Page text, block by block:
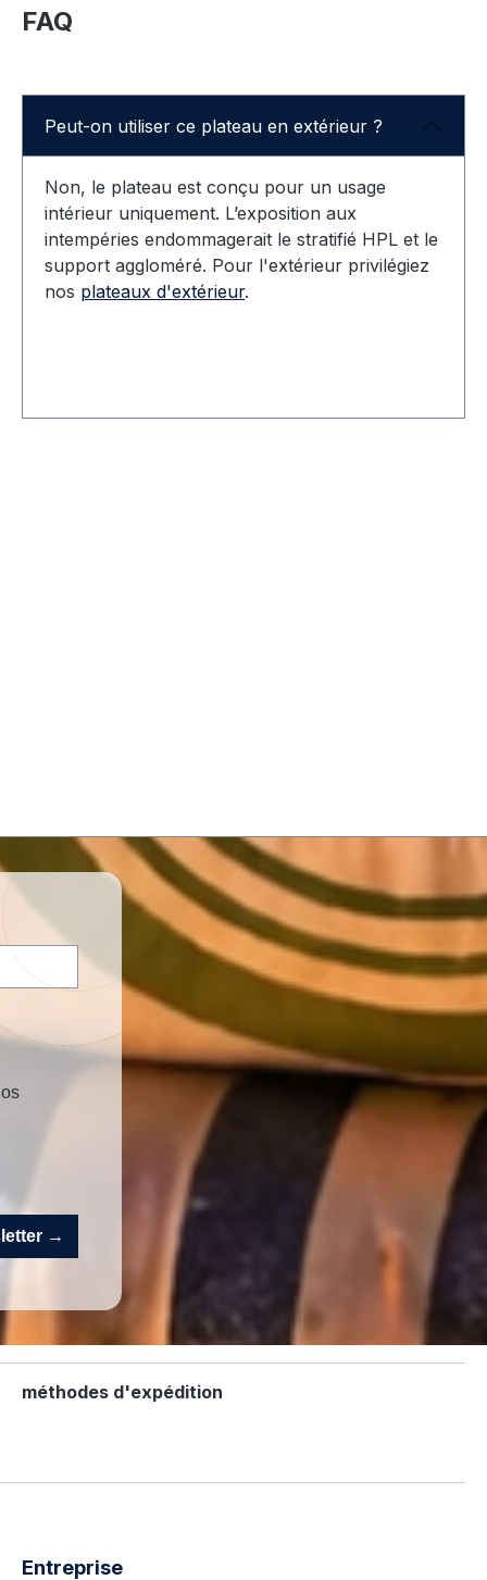
FAQ
Peut-on utiliser ce plateau en extérieur ?
Non, le plateau est conçu pour un usage
intérieur uniquement. L’exposition aux
intempéries endommagerait le stratifié HPL et le
support aggloméré. Pour l'extérieur privilégiez
nos plateaux d'extérieur.
→
méthodes d'expédition
Entreprise